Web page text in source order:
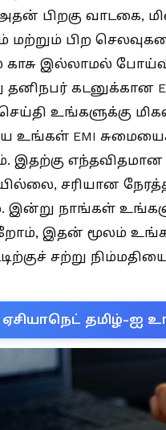
பிறகு வாடகை,
பிற
இல்லாமல்
கடனுக்கான
உங்களுக்கு
உங்கள் EMI சுமையைக்
இதற்கு
சரியான
இன்று நாங்கள்
இதன் மூலம்
சற்று
ஏசியாநெட் தமிழ்-ஐ